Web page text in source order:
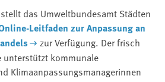
das Umweltbundesamt Städten
Leitfaden zur Anpassung an
zur Verfügung. Der frisch
unterstützt kommunale
Klimaanpassungsmanagerinnen